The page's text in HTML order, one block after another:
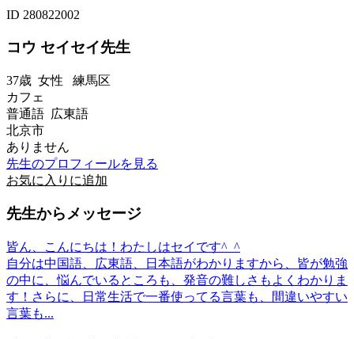
ID 280822002
コウ セイセイ先生
37歳 女性 練馬区
カフェ
普通語 広東語
北京市
ありません
先生のプロフィールを見る
お気に入りに追加
先生からメッセージ
皆ん、こんにちは！わたしはセイです^_^
自分は中国語、広東語、日本語がわかりますから、皆が勉強
の中に、悩んでいるところも、発音の難しさもよくわかりま
す！さらに、日常生活で一番使ってる言葉も、間違いやすい
言葉も...